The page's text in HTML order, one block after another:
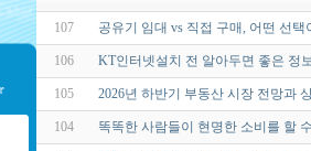
107 공유기 임대 vs 직접 구매, 어떤 선택
106 KT인터넷설치 전 알아두면 좋은 정
105 2026년 하반기 부동산 시장 전망과
104 똑똑한 사람들이 현명한 소비를 할